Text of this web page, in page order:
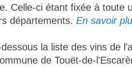
Celle-ci étant fixée à toute
départements. En savoir
la liste des vins de
de Touët-de-